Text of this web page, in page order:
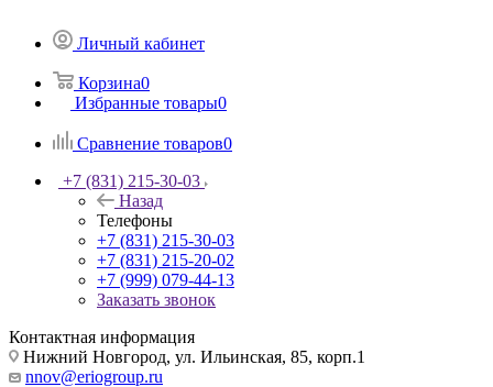
Личный кабинет
Корзина0
Избранные товары0
Сравнение товаров0
+7 (831) 215-30-03
Назад
Телефоны
+7 (831) 215-30-03
+7 (831) 215-20-02
+7 (999) 079-44-13
Заказать звонок
Контактная информация
Нижний Новгород, ул. Ильинская, 85, корп.1
nnov@eriogroup.ru